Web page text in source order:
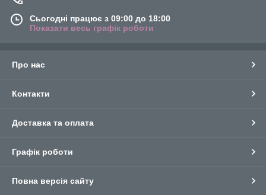
Сьогодні працює з 09:00 до 18:00
Показати весь графік роботи
Про нас
Контакти
Доставка та оплата
Графік роботи
Повна версія сайту